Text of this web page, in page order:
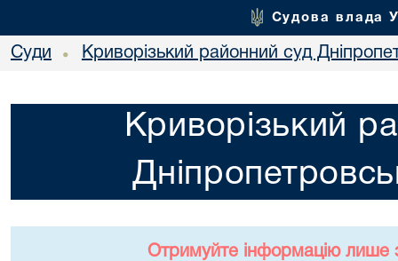
Судова влада
Суди • Криворізький районний суд
Криворізький
Отримуйте інформацію лише